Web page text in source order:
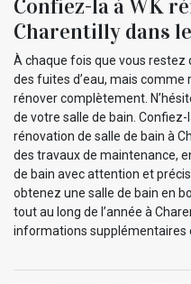
Confiez-la à WK
Charentilly dans
À chaque fois que vous
des fuites d’eau, mais comme
rénover complètement.
de votre salle de bain.
rénovation de salle de bain à
des travaux de maintenance,
de bain avec attention et
obtenez une salle de bain en
tout au long de l’année à
informations supplémentaires